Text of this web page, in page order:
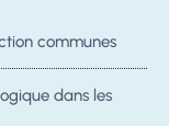
communes
dans les